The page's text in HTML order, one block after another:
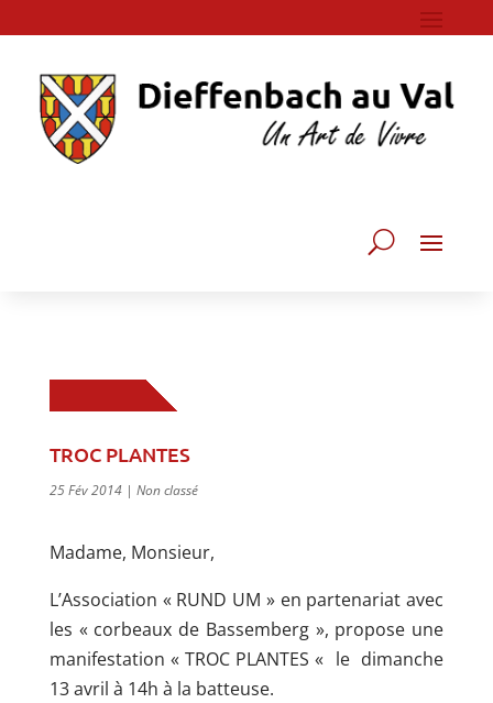
TROC PLANTES
25 Fév 2014| Non classé
Madame, Monsieur,
L’Association « RUND UM » en partenariat avec
les « corbeaux de Bassemberg », propose une
manifestation « TROC PLANTES « le dimanche
13 avril à 14h à la batteuse.